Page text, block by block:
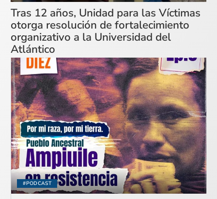
Tras 12 años, Unidad para las Víctimas
otorga resolución de fortalecimiento
organizativo a la Universidad del
Atlántico
#PODCAST